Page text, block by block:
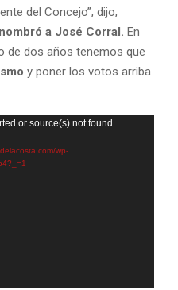
del Concejo”, dijo,
a José Corral. En
de dos años tenemos que
y poner los votos arriba
or source(s) not found
wp-